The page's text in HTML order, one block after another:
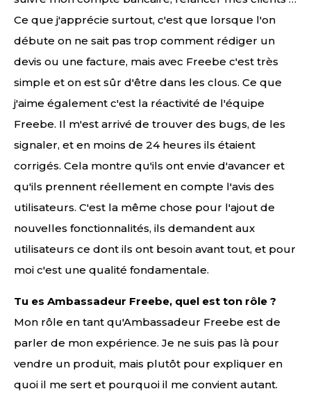
Ce que j'apprécie surtout, c'est que lorsque l'on
débute on ne sait pas trop comment rédiger un
devis ou une facture, mais avec Freebe c'est très
simple et on est sûr d'être dans les clous. Ce que
j'aime également c'est la réactivité de l'équipe
Freebe. Il m'est arrivé de trouver des bugs, de les
signaler, et en moins de 24 heures ils étaient
corrigés. Cela montre qu'ils ont envie d'avancer et
qu'ils prennent réellement en compte l'avis des
utilisateurs. C'est la même chose pour l'ajout de
nouvelles fonctionnalités, ils demandent aux
utilisateurs ce dont ils ont besoin avant tout, et pour
moi c'est une qualité fondamentale.
Tu es Ambassadeur Freebe, quel est ton rôle ?
Mon rôle en tant qu'Ambassadeur Freebe est de
parler de mon expérience. Je ne suis pas là pour
vendre un produit, mais plutôt pour expliquer en
quoi il me sert et pourquoi il me convient autant.